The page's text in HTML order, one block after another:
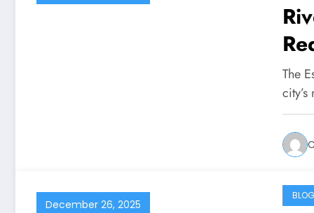
The
December 26, 2025
BLOG